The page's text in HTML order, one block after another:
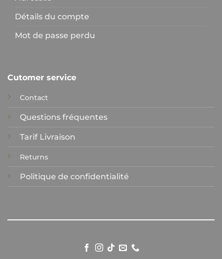
Détails du compte
Mot de passe perdu
Cutomer service
Contact
Questions fréquentes
Tarif Livraison
Returns
Politique de confidentialité